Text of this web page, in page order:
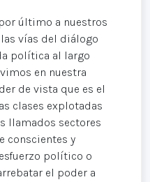
último a nuestros
vías del diálogo
política al largo
en nuestra
de vista que es el
clases explotadas
llamados sectores
conscientes y
político o
el poder a